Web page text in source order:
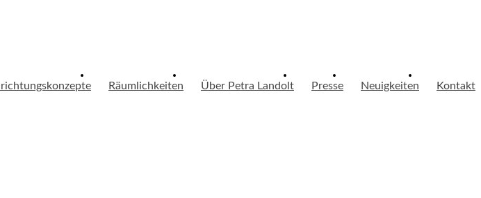
Räumlichkeiten Über Petra Landolt Presse Neuigkeiten Kontakt